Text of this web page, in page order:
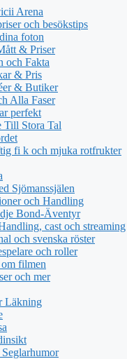
Arena
och besökstips
foton
& Priser
och Fakta
& Pris
& Butiker
Alla Faser
perfekt
Stora Tal
fi k och mjuka rotfrukter
Sjömanssjälen
och Handling
Bond-Äventyr
cast och streaming
och svenska röster
och roller
filmen
och mer
Läkning